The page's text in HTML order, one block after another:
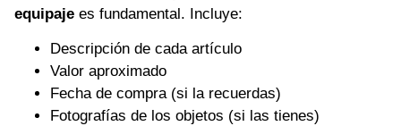
equipaje es fundamental. Incluye:
Descripción de cada artículo
Valor aproximado
Fecha de compra (si la recuerdas)
Fotografías de los objetos (si las tienes)